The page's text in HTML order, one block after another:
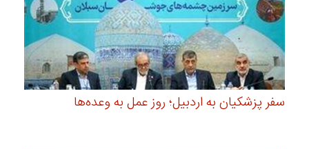
سفر پزشکیان به اردبیل؛ روز عمل به وعده‌ها